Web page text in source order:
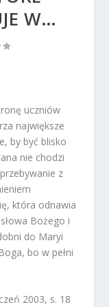
W…
uczniów
największe
by być blisko
nie chodzi
z
która odnawia
Bożego i
do Maryi
bo w pełni
2003, s. 18